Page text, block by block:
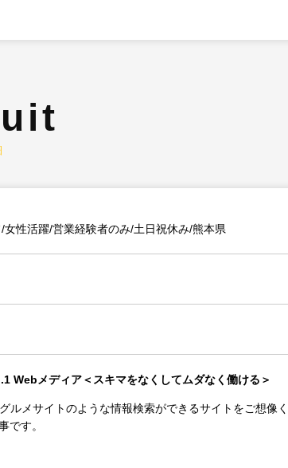
女性活躍/営業経験者のみ/土日祝休み/熊本県
Webメディア＜スキマをなくしてムダなく働ける＞
ルメサイトのような情報検索ができるサイトをご想像く
です。